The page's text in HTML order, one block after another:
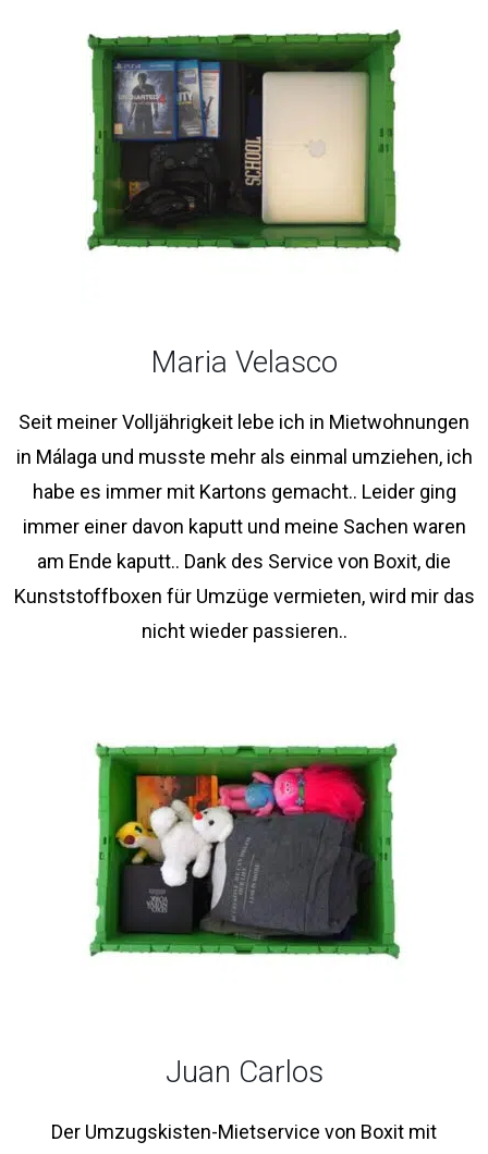
Maria Velasco
Seit meiner Volljährigkeit lebe ich in Mietwohnungen
in Málaga und musste mehr als einmal umziehen, ich
habe es immer mit Kartons gemacht.. Leider ging
immer einer davon kaputt und meine Sachen waren
am Ende kaputt.. Dank des Service von Boxit, die
Kunststoffboxen für Umzüge vermieten, wird mir das
nicht wieder passieren..
Juan Carlos
Der Umzugskisten-Mietservice von Boxit mit